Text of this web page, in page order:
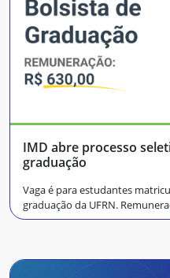
IMD abre processo
graduação
Vaga é para estudantes
graduação da UFRN.